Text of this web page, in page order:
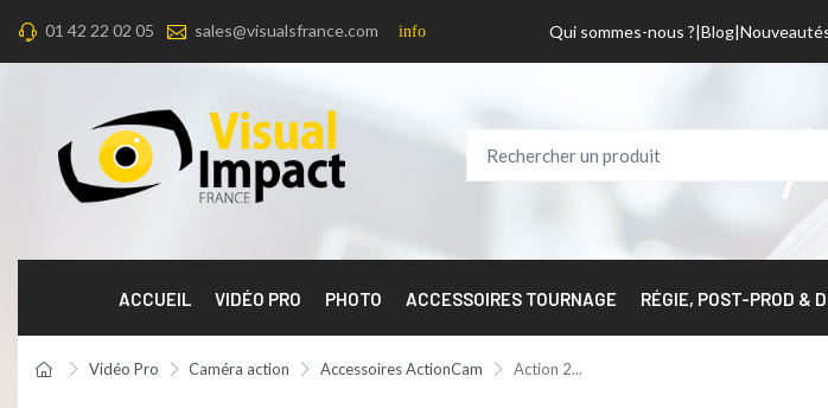
01 42 22 02 05 sales@visualsfrance.com info Qui sommes-nous ? Blog
ACCUEIL VIDÉO PRO PHOTO ACCESSOIRES TOURNAGE RÉGIE, POST-PROD &
Vidéo Pro Caméra action Accessoires ActionCam Action 2...